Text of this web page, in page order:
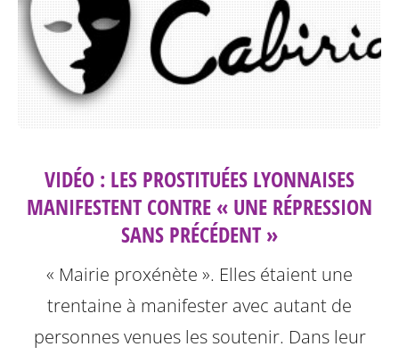
VIDÉO : LES PROSTITUÉES LYONNAISES
MANIFESTENT CONTRE « UNE RÉPRESSION
SANS PRÉCÉDENT »
« Mairie proxénète ». Elles étaient une
trentaine à manifester avec autant de
personnes venues les soutenir. Dans leur